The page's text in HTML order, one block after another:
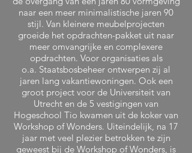
naar een meer minimalistische jaren 90
stijl. Van kleinere meubelprojecten
groeide het opdrachten-pakket uit naar
meer omvangrijke en complexere
opdrachten. Voor organisaties als
o.a. Staatsbosbeheer ontwerpen zij al
jaren lang vakantiewoningen. Ook een
groot project voor de Universiteit van
Utrecht en de 5 vestigingen van
Hogeschool Tio kwamen uit de koker van
Workshop of Wonders. Uiteindelijk, na 17
jaar met veel plezier betrokken te zijn
geweest bij de Workshop of Wonders, is